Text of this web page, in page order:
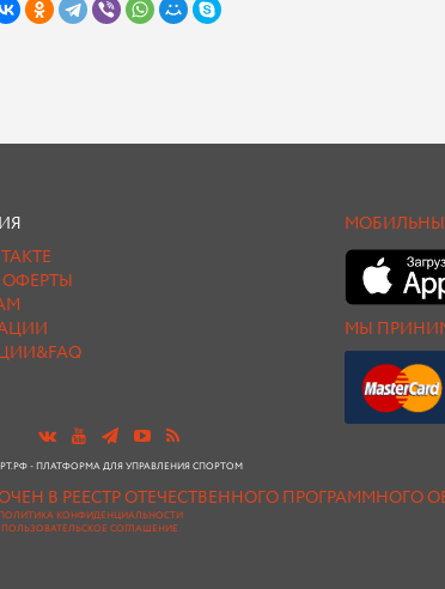
МЫ
- ПЛАТФОРМА ДЛЯ УПРАВЛЕНИЯ СПОРТОМ
В РЕЕСТР ОТЕЧЕСТВЕННОГО ПРОГРАММНОГО
ПОЛИТИКА КОНФИДЕНЦИАЛЬНОСТИ
ПОЛЬЗОВАТЕЛЬСКОЕ СОГЛАШЕНИЕ